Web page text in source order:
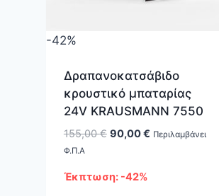
-42%
Δραπανοκατσάβιδο
κρουστικό μπαταρίας
24V KRAUSMANN 7550
155,00€ Original
155,00 €.
90,00€ΗΠεριλαμβάνει
Φ.Π.Α
Έκπτωση: -42%